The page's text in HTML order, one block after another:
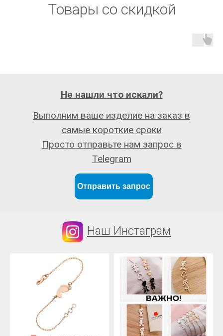
Товары со скидкой
Отправить запрос
Выполним ваше изделие на заказ в
самые короткие сроки
Просто отправьте нам запрос в
Telegram
Не нашли что искали?
Наш Инстаграм